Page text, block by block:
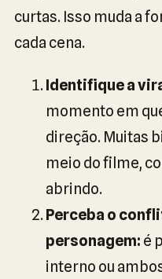
curtas. Isso muda a
cada cena.
Identifique a
momento em
direção. Muitas
meio do filme,
abrindo.
Perceba o
personagem: é
interno ou